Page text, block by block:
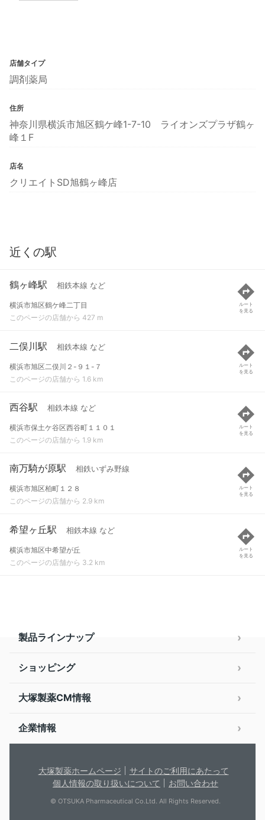
店舗タイプ
調剤薬局
住所
神奈川県横浜市旭区鶴ケ峰1-7-10 ライオンズプラザ鶴ヶ
峰１F
店名
クリエイトSD旭鶴ヶ峰店
近くの駅
鶴ヶ峰駅 相鉄本線 など
横浜市旭区鶴ケ峰二丁目
このページの店舗から 427 m
ルート
を見る
二俣川駅 相鉄本線 など
横浜市旭区二俣川２-９１-７
このページの店舗から 1.6 km
ルート
を見る
西谷駅 相鉄本線 など
横浜市保土ケ谷区西谷町１１０１
このページの店舗から 1.9 km
ルート
を見る
南万騎が原駅 相鉄いずみ野線
横浜市旭区柏町１２８
このページの店舗から 2.9 km
ルート
を見る
希望ヶ丘駅 相鉄本線 など
横浜市旭区中希望が丘
このページの店舗から 3.2 km
ルート
を見る
製品ラインナップ
ショッピング
大塚製薬CM情報
企業情報
大塚製薬ホームページ
サイトのご利用にあたって
個人情報の取り扱いについて
お問い合わせ
© OTSUKA Pharmaceutical Co.Ltd. All Rights Reserved.